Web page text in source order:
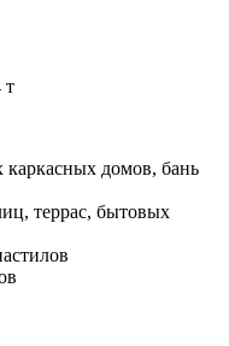
т
домов, бань
террас, бытовых